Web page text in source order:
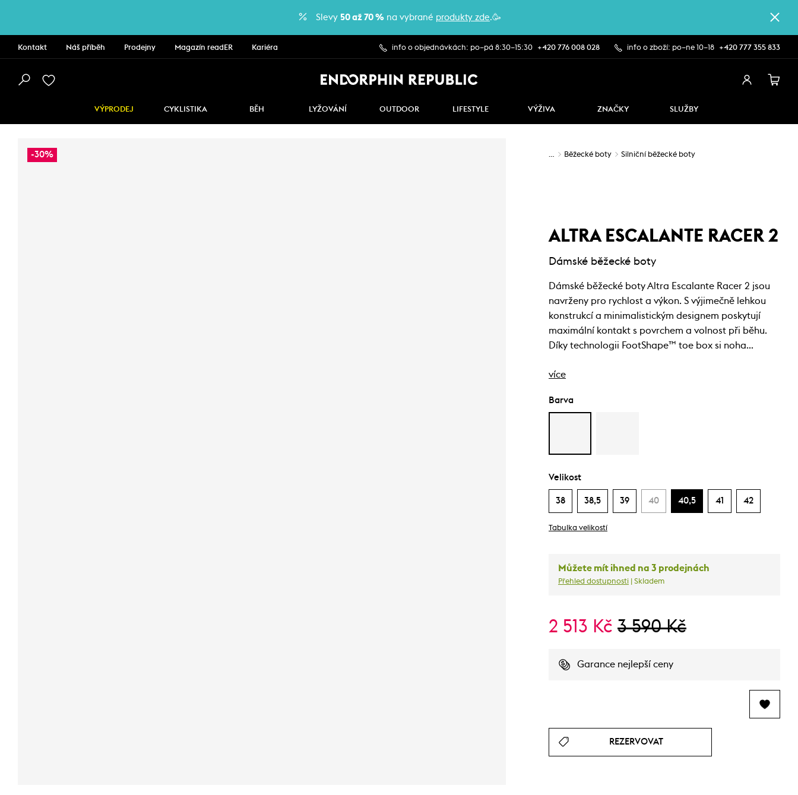
Slevy 50 až 70 % na vybrané produkty zde.🥳
Kontakt Náš příběh Prodejny Magazín readER Kariéra info o objednávkách: po–pá 8:30–15:30 +420 776 008 028 info o zboží: po–ne 10–18 +420 777 355 833
VÝPRODEJ CYKLISTIKA BĚH LYŽOVÁNÍ OUTDOOR LIFESTYLE VÝŽIVA ZNAČKY SLUŽBY
-30% … Běžecké boty Silniční běžecké boty
ALTRA ESCALANTE RACER 2
Dámské běžecké boty
Dámské běžecké boty Altra Escalante Racer 2 jsou
navrženy pro rychlost a výkon. S výjimečně lehkou
konstrukcí a minimalistickým designem poskytují
maximální kontakt s povrchem a volnost při běhu.
Díky technologii FootShape™ toe box si noha…
více
Barva
Velikost
38 38,5 39 40 40,5 41 42
Tabulka velikostí
Můžete mít ihned na 3 prodejnách
Přehled dostupnosti | Skladem
2 513 Kč 3 590 Kč
Garance nejlepší ceny
REZERVOVAT